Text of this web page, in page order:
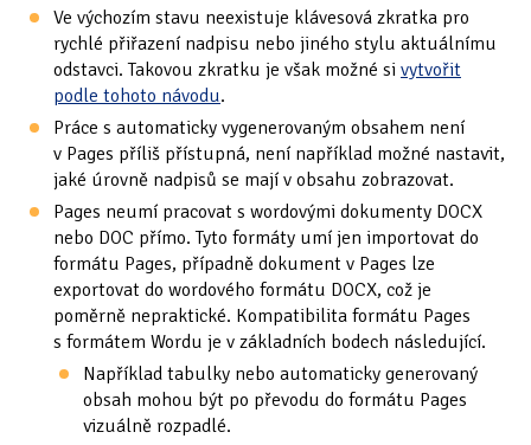
Ve výchozím stavu neexistuje klávesová zkratka pro
rychlé přiřazení nadpisu nebo jiného stylu aktuálnímu
odstavci. Takovou zkratku je však možné si vytvořit
podle tohoto návodu.
Práce s automaticky vygenerovaným obsahem není
v Pages příliš přístupná, není například možné nastavit,
jaké úrovně nadpisů se mají v obsahu zobrazovat.
Pages neumí pracovat s wordovými dokumenty DOCX
nebo DOC přímo. Tyto formáty umí jen importovat do
formátu Pages, případně dokument v Pages lze
exportovat do wordového formátu DOCX, což je
poměrně nepraktické. Kompatibilita formátu Pages
s formátem Wordu je v základních bodech následující.
Například tabulky nebo automaticky generovaný
obsah mohou být po převodu do formátu Pages
vizuálně rozpadlé.